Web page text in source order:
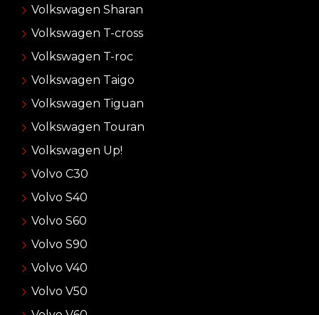
Volkswagen Sharan
Volkswagen T-cross
Volkswagen T-roc
Volkswagen Taigo
Volkswagen Tiguan
Volkswagen Touran
Volkswagen Up!
Volvo C30
Volvo S40
Volvo S60
Volvo S90
Volvo V40
Volvo V50